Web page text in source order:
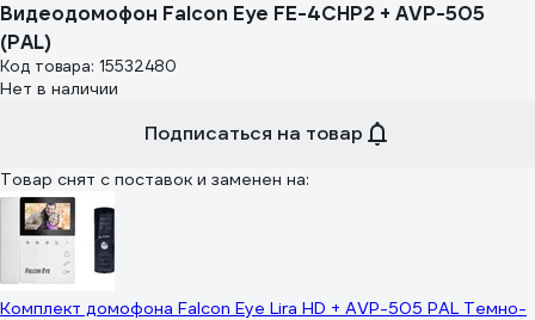
Видеодомофон Falcon Eye FE-4CHP2 + AVP-505
(PAL)
Код товара: 15532480
Нет в наличии
Подписаться на товар
Товар снят с поставок и заменен на:
Комплект домофона Falcon Eye Lira HD + AVP-505 PAL Темно-